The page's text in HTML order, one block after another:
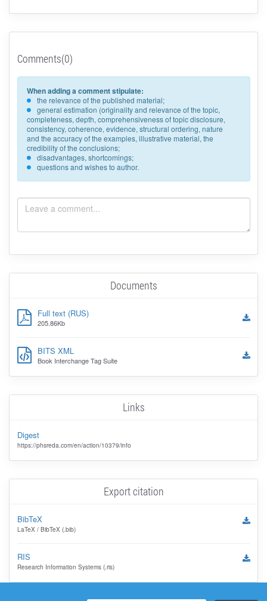
Comments(0)
When adding a comment stipulate:
the relevance of the published material;
general estimation (originality and relevance of the topic,
completeness, depth, comprehensiveness of topic disclosure,
consistency, coherence, evidence, structural ordering, nature
and the accuracy of the examples, illustrative material, the
credibility of the conclusions;
disadvantages, shortcomings;
questions and wishes to author.
Documents
Full text (RUS)
205.86Kb
BITS XML
Book Interchange Tag Suite
Links
Digest
https://phsreda.com/en/action/10379/info
Export citation
BibTeX
LaTeX / BibTeX (.bib)
RIS
Research Information Systems (.ris)